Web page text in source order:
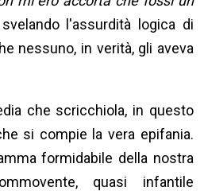
l'assurdità logica di
nessuno, in verità, gli aveva
che scricchiola, in questo
si compie la vera epifania.
formidabile della nostra
quasi infantile